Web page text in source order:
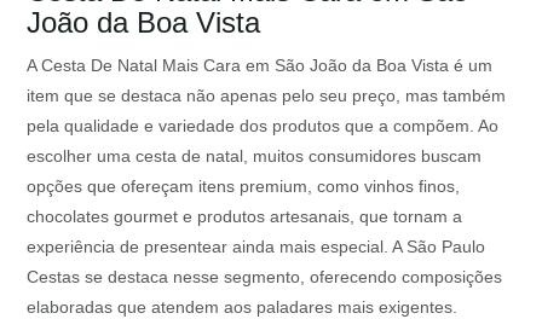
João da Boa Vista
A Cesta De Natal Mais Cara em São João da Boa Vista é um
item que se destaca não apenas pelo seu preço, mas também
pela qualidade e variedade dos produtos que a compõem. Ao
escolher uma cesta de natal, muitos consumidores buscam
opções que ofereçam itens premium, como vinhos finos,
chocolates gourmet e produtos artesanais, que tornam a
experiência de presentear ainda mais especial. A São Paulo
Cestas se destaca nesse segmento, oferecendo composições
elaboradas que atendem aos paladares mais exigentes.